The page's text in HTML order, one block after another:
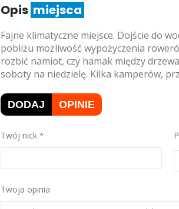
Opis miejsca
Fajne klimatyczne miejsce. Dojście do
pobliżu możliwość wypożyczenia
rozbić namiot, czy hamak między
soboty na niedzielę. Kilka kamperów,
DODAJ OPINIE
Twój nick
Twoja opinia